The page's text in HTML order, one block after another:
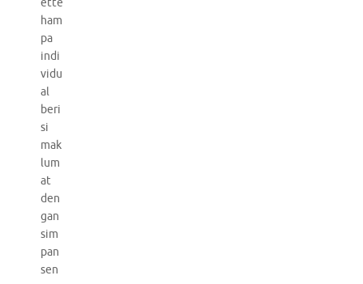
ette
ham
pa
indi
vidu
al
beri
si
mak
lum
at
den
gan
sim
pan
sen